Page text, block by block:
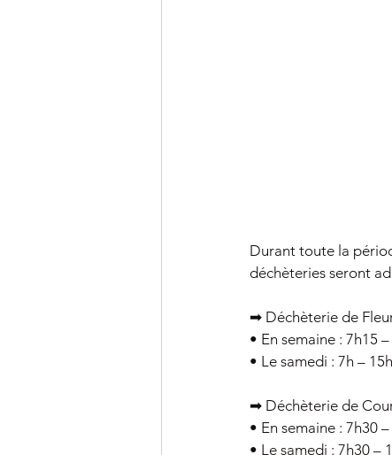
Durant toute la
déchèteries seront
➡ Déchèterie de
• En semaine : 7h15
• Le samedi : 7h – 15h
➡ Déchèterie de
• En semaine : 7h30
• Le samedi : 7h30 –